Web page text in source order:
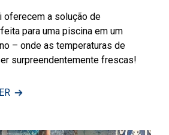
oferecem a solução de
para uma piscina em um
– onde as temperaturas de
surpreendentemente frescas!